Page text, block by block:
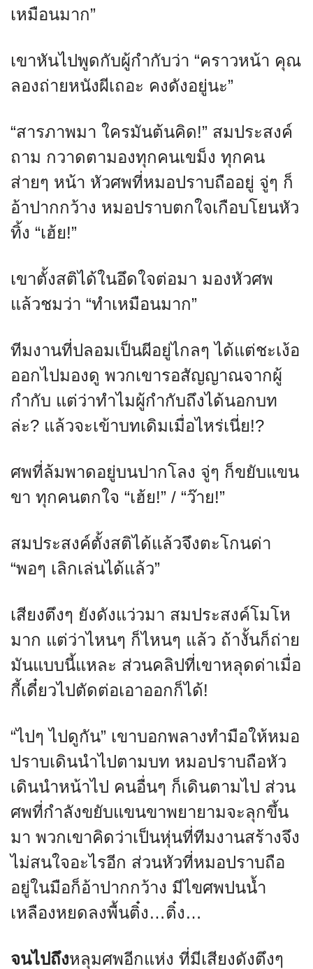
เหมือนมาก”
เขาหันไปพูดกับผู้กำกับว่า “คราวหน้า คุณ
ลองถ่ายหนังผีเถอะ คงดังอยู่นะ”
“สารภาพมา ใครมันต้นคิด!” สมประสงค์
ถาม กวาดตามองทุกคนเขม็ง ทุกคน
ส่ายๆ หน้า หัวศพที่หมอปราบถืออยู่ จู่ๆ ก็
อ้าปากกว้าง หมอปราบตกใจเกือบโยนหัว
ทิ้ง “เฮ้ย!”
เขาตั้งสติได้ในอึดใจต่อมา มองหัวศพ
แล้วชมว่า “ทำเหมือนมาก”
ทีมงานที่ปลอมเป็นผีอยู่ไกลๆ ได้แต่ชะเง้อ
ออกไปมองดู พวกเขารอสัญญาณจากผู้
กำกับ แต่ว่าทำไมผู้กำกับถึงได้นอกบท
ล่ะ? แล้วจะเข้าบทเดิมเมื่อไหร่เนี่ย!?
ศพที่ล้มพาดอยู่บนปากโลง จู่ๆ ก็ขยับแขน
ขา ทุกคนตกใจ “เฮ้ย!” / “ว๊าย!”
สมประสงค์ตั้งสติได้แล้วจึงตะโกนด่า
“พอๆ เลิกเล่นได้แล้ว”
เสียงตึงๆ ยังดังแว่วมา สมประสงค์โมโห
มาก แต่ว่าไหนๆ ก็ไหนๆ แล้ว ถ้างั้นก็ถ่าย
มันแบบนี้แหละ ส่วนคลิปที่เขาหลุดด่าเมื่อ
กี้เดี๋ยวไปตัดต่อเอาออกก็ได้!
“ไปๆ ไปดูกัน” เขาบอกพลางทำมือให้หมอ
ปราบเดินนำไปตามบท หมอปราบถือหัว
เดินนำหน้าไป คนอื่นๆ ก็เดินตามไป ส่วน
ศพที่กำลังขยับแขนขาพยายามจะลุกขึ้น
มา พวกเขาคิดว่าเป็นหุ่นที่ทีมงานสร้างจึง
ไม่สนใจอะไรอีก ส่วนหัวที่หมอปราบถือ
อยู่ในมือก็อ้าปากกว้าง มีไขศพปนน้ำ
เหลืองหยดลงพื้นติ๋ง…ติ๋ง…
จนไปถึงหลุมศพอีกแห่ง ที่มีเสียงดังตึงๆ